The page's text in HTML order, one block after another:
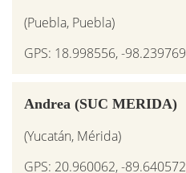
(Puebla, Puebla)
GPS: 18.998556, -98.239769
Andrea (SUC MERIDA)
(Yucatán, Mérida)
GPS: 20.960062, -89.640572